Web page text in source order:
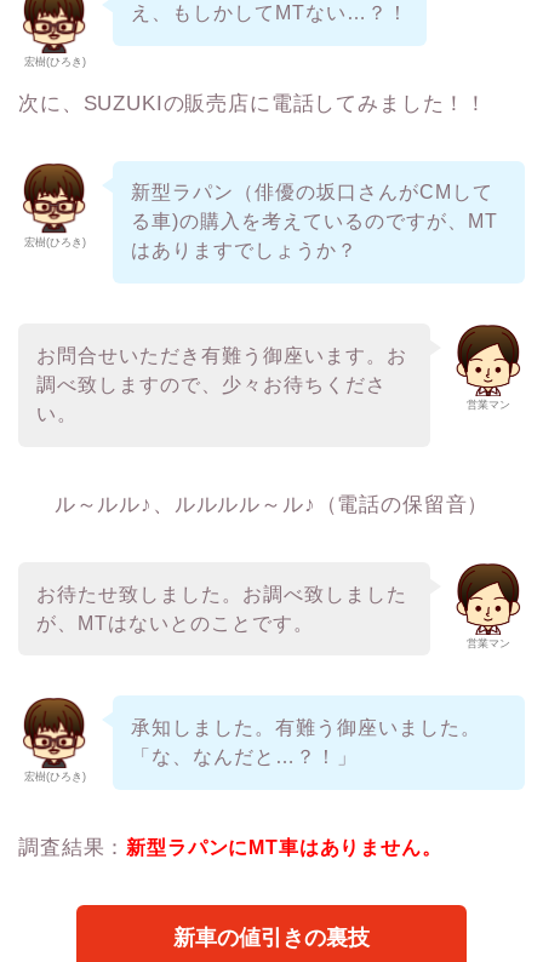
宏樹(ひろき)
え、もしかしてMTない…？！
次に、SUZUKIの販売店に電話してみました！！
宏樹(ひろき)
新型ラパン（俳優の坂口さんがCMして
る車)の購入を考えているのですが、MT
はありますでしょうか？
営業マン
お問合せいただき有難う御座います。お
調べ致しますので、少々お待ちくださ
い。
ル～ルル♪、ルルルル～ル♪（電話の保留音）
営業マン
お待たせ致しました。お調べ致しました
が、MTはないとのことです。
宏樹(ひろき)
承知しました。有難う御座いました。
「な、なんだと…？！」
調査結果：新型ラパンにMT車はありません。
新車の値引きの裏技